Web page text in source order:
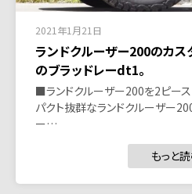
2021年1月21日
ランドクルーザー200のカ
のブラッドレーdt1。
■ランドクルーザー200を2ピース
パクト抜群なランドクルーザー
ー…
もっと